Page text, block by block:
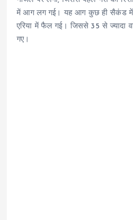
में आग लग गई। यह आग कुछ ही सैकंड में
एरिया में फैल गई। जिससे 35 से ज्यादा
गए।